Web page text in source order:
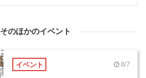
そのほかのイベント
イベント 8/7